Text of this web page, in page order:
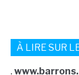
À LIRE SUR
.